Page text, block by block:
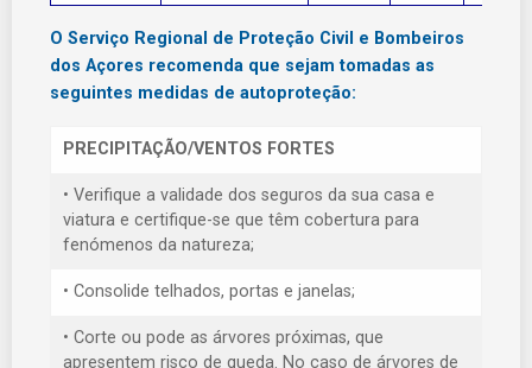
O Serviço Regional de Proteção Civil e Bombeiros
dos Açores recomenda que sejam tomadas as
seguintes medidas de autoproteção:
PRECIPITAÇÃO/VENTOS FORTES
• Verifique a validade dos seguros da sua casa e
viatura e certifique-se que têm cobertura para
fenómenos da natureza;
• Consolide telhados, portas e janelas;
• Corte ou pode as árvores próximas, que
apresentem risco de queda. No caso de árvores de